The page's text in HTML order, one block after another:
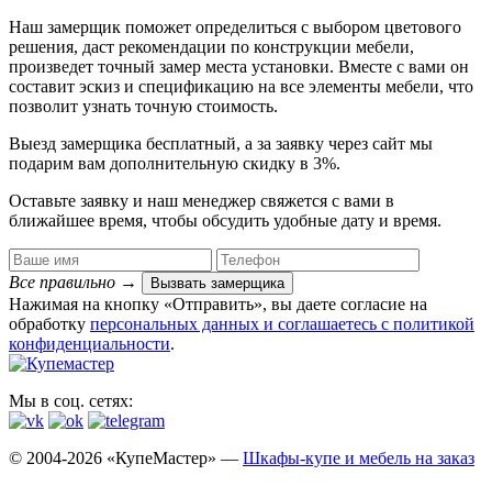
Наш замерщик поможет определиться с выбором цветового
решения, даст рекомендации по конструкции мебели,
произведет точный замер места установки. Вместе с вами он
составит эскиз и спецификацию на все элементы мебели, что
позволит узнать точную стоимость.
Выезд замерщика бесплатный, а за заявку через сайт мы
подарим вам дополнительную скидку в 3%.
Оставьте заявку и наш менеджер свяжется с вами в
ближайшее время, чтобы обсудить удобные дату и время.
Все правильно → Вызвать замерщика
Нажимая на кнопку «Отправить», вы даете согласие на
обработку персональных данных​ и соглашаетесь c политикой
конфиденциальности.
Мы в соц. сетях:
© 2004-2026 «КупеМастер» — Шкафы-купе и мебель на заказ